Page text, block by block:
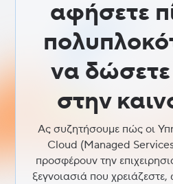
αφήσετε
να
στην
Ας συζητήσουμε πώς οι
Cloud (Managed
προσφέρουν την
ξεγνοιασιά που